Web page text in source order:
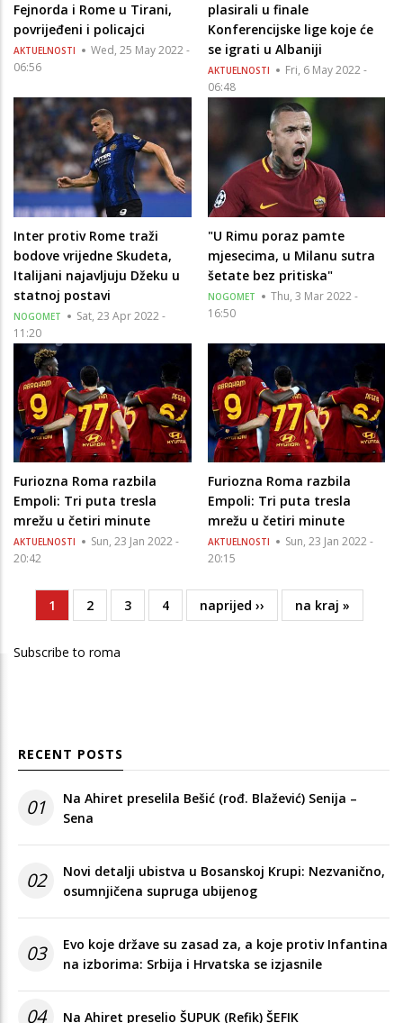
Fejnorda i Rome u Tirani,
povrijeđeni i policajci
AKTUELNOSTI
Wed, 25 May 2022 -
06:56
plasirali u finale
Konferencijske lige koje će
se igrati u Albaniji
AKTUELNOSTI
Fri, 6 May 2022 -
06:48
Inter protiv Rome traži
bodove vrijedne Skudeta,
Italijani najavljuju Džeku u
statnoj postavi
NOGOMET
Sat, 23 Apr 2022 -
11:20
"U Rimu poraz pamte
mjesecima, u Milanu sutra
šetate bez pritiska"
NOGOMET
Thu, 3 Mar 2022 -
16:50
Furiozna Roma razbila
Empoli: Tri puta tresla
mrežu u četiri minute
AKTUELNOSTI
Sun, 23 Jan 2022 -
20:42
Furiozna Roma razbila
Empoli: Tri puta tresla
mrežu u četiri minute
AKTUELNOSTI
Sun, 23 Jan 2022 -
20:15
Pagination
Current
page
1 Page
2 Page
3 Page
4
Next
page
naprijed ››
Last
page
na kraj »
Subscribe to roma
RECENT POSTS
01
Na Ahiret preselila Bešić (rođ. Blažević) Senija –
Sena
02
Novi detalji ubistva u Bosanskoj Krupi: Nezvanično,
osumnjičena supruga ubijenog
03
Evo koje države su zasad za, a koje protiv Infantina
na izborima: Srbija i Hrvatska se izjasnile
04 Na Ahiret preselio ŠUPUK (Refik) ŠEFIK